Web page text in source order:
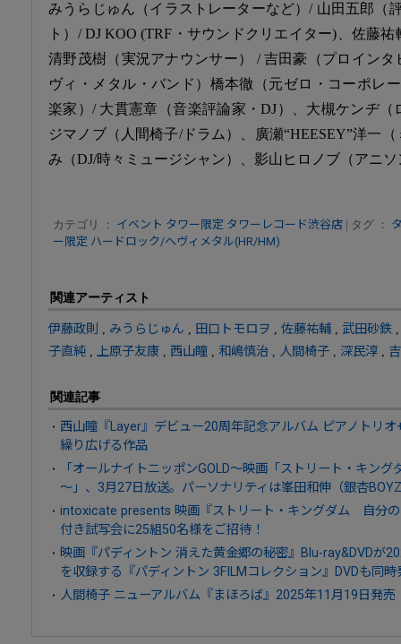
みうらじゅん（イラストレーターなど）/ 山田五郎（
ト）/ DJ KOO (TRF・サウンドクリエイター)、佐藤
清野茂樹（実況アナウンサー） / 吉田豪（プロイン
ヴィ・メタル・バンド）橋本徹（元ゼロ・コーポレ
楽家）/ 大貫憲章（音楽評論家・DJ）、大槻ケンヂ
ジマノブ（人間椅子/ドラム）、廣瀬“HEESEY”洋一
み（DJ/時々ミュージシャン）、影山ヒロノブ（アニ
カテゴリ ： イベント タワー限定 タワーレコード渋谷店 | タグ ：
ー限定 ハードロック/ヘヴィメタル(HR/HM)
関連アーティスト
伊藤政則 みうらじゅん 田口トモロヲ 佐藤祐輔 武田砂鉄
子直純
上原子友康 西山瞳 和嶋慎治 人間椅子 深民淳
関連記事
西山瞳『Layer』デビュー20周年記念アルバム ピアノトリ
繰り広げる作品
「オールナイトニッポンGOLD～映画「ストリート・キン
～」、3月27日放送。パーソナリティは峯田和伸（銀杏
intoxicate presents 映画『ストリート・キングダム 自分
付き試写会に25組50名様をご招待！
映画『パディントン 消えた黄金郷の秘密』Blu-ray&DVDが
を収録する『パディントン 3FILMコレクション』DVDも同時
人間椅子 ニューアルバム『まほろば』2025年11月19日発売